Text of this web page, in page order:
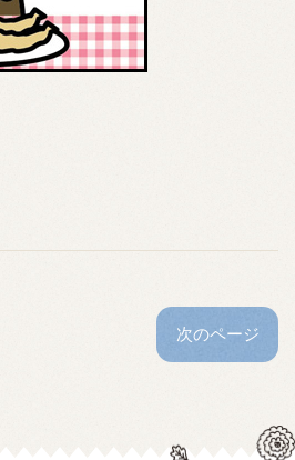
次のページ